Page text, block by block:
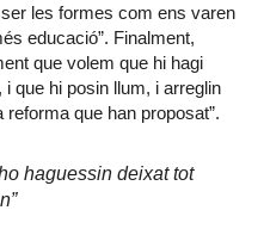
les formes com ens varen
educació”. Finalment,
que volem que hi hagi
i que hi posin llum, i arreglin
que han proposat”.
haguessin deixat tot